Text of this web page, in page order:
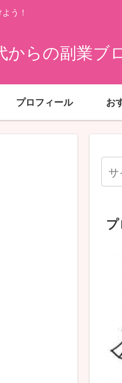
う！
からの副業ブ
プロフィール お